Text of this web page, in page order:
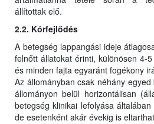
állítottak elő.
2.2. Kórfejlődés
A betegség lappangási ideje
felnőtt állatokat érinti, különösen 4-
és minden fajta egyaránt fogékony
Az állományban csak néhány
állományon belül horizontálisan
betegség klinikai lefolyása
de esetenként akár évekig is